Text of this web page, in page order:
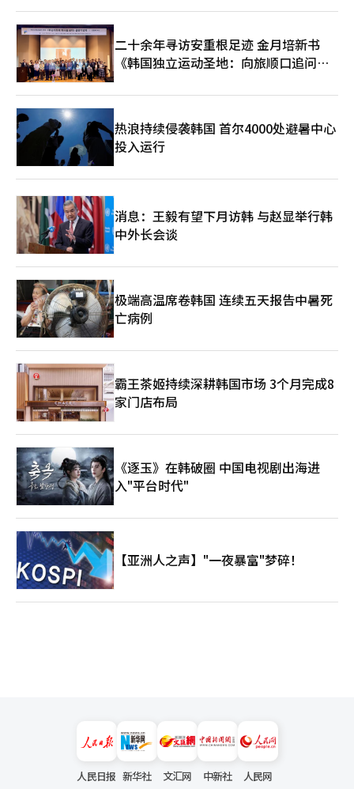
二十余年寻访安重根足迹 金月培新书
《韩国独立运动圣地：向旅顺口追问历
热浪持续侵袭韩国 首尔4000处避暑中心
投入运行
消息：王毅有望下月访韩 与赵显举行韩
中外长会谈
极端高温席卷韩国 连续五天报告中暑死
亡病例
霸王茶姬持续深耕韩国市场 3个月完成8
家门店布局
《逐玉》在韩破圈 中国电视剧出海进
入"平台时代"
【亚洲人之声】"一夜暴富"梦碎！
人民日报 新华社 文汇网 中新社 人民网